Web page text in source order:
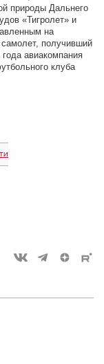
природы Дальнего
«Тигролет» и
на
самолет, получивший
авиакомпания
клуба